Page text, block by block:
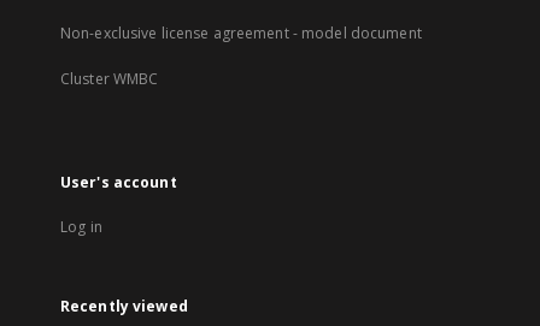
Non-exclusive license agreement - model document
Cluster WMBC
User's account
Log in
Recently viewed